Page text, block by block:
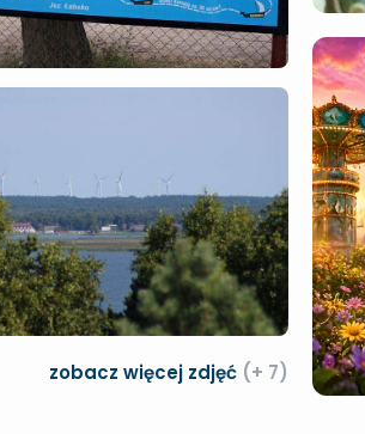
zobacz więcej zdjęć (+ 7)